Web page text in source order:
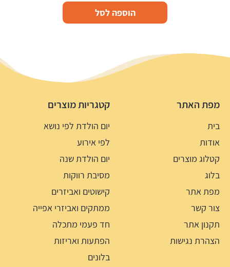
הוספה לסל
מפת האתר
בית
אודות
קטלוג מוצרים
בלוג
מפת אתר
צור קשר
תקנון אתר
הצהרת נגישות
קטגריות מוצרים
יום הולדת לפי נושא
לפי אירוע
יום הולדת שנה
מסיבת רווקות
קישוטים ואביזרים
ממתקים ואביזרי אפייה
חד פעמי מתכלה
הפתעות ואריזות
בלונים